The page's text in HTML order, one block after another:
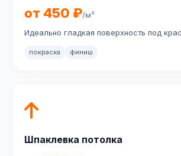
от 450 ₽/м²
Идеально гладкая поверхность под
покраска финиш
Шпаклевка потолка